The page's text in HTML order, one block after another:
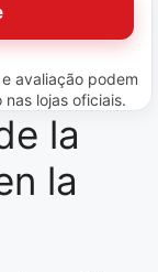
avaliação podem
lojas oficiais.
la
la